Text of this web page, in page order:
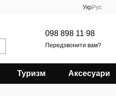
УкрРус
098 898 11 98
Передзвонити вам?
Туризм Аксесуари